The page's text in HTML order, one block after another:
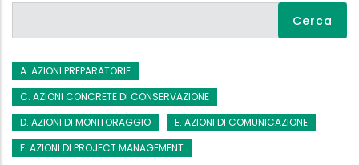
A. AZIONI PREPARATORIE
C. AZIONI CONCRETE DI CONSERVAZIONE
D. AZIONI DI MONITORAGGIO
E. AZIONI DI COMUNICAZIONE
F. AZIONI DI PROJECT MANAGEMENT